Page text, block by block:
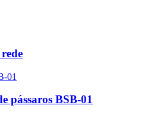
pássaros BSB-01